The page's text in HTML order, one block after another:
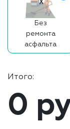
Без
ремонта
асфальта
Итого:
0